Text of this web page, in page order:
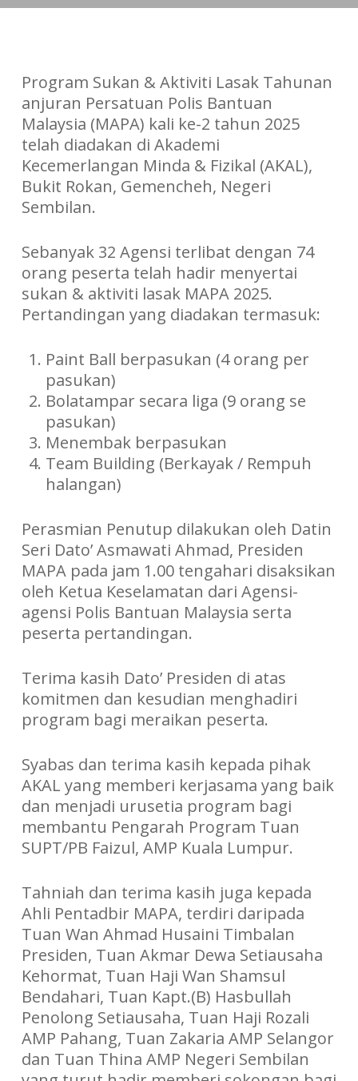
Program Sukan & Aktiviti Lasak Tahunan
anjuran Persatuan Polis Bantuan
Malaysia (MAPA) kali ke-2 tahun 2025
telah diadakan di Akademi
Kecemerlangan Minda & Fizikal (AKAL),
Bukit Rokan, Gemencheh, Negeri
Sembilan.
Sebanyak 32 Agensi terlibat dengan 74
orang peserta telah hadir menyertai
sukan & aktiviti lasak MAPA 2025.
Pertandingan yang diadakan termasuk:
Paint Ball berpasukan (4 orang per
pasukan)
Bolatampar secara liga (9 orang se
pasukan)
Menembak berpasukan
Team Building (Berkayak / Rempuh
halangan)
Perasmian Penutup dilakukan oleh Datin
Seri Dato’ Asmawati Ahmad, Presiden
MAPA pada jam 1.00 tengahari disaksikan
oleh Ketua Keselamatan dari Agensi-
agensi Polis Bantuan Malaysia serta
peserta pertandingan.
Terima kasih Dato’ Presiden di atas
komitmen dan kesudian menghadiri
program bagi meraikan peserta.
Syabas dan terima kasih kepada pihak
AKAL yang memberi kerjasama yang baik
dan menjadi urusetia program bagi
membantu Pengarah Program Tuan
SUPT/PB Faizul, AMP Kuala Lumpur.
Tahniah dan terima kasih juga kepada
Ahli Pentadbir MAPA, terdiri daripada
Tuan Wan Ahmad Husaini Timbalan
Presiden, Tuan Akmar Dewa Setiausaha
Kehormat, Tuan Haji Wan Shamsul
Bendahari, Tuan Kapt.(B) Hasbullah
Penolong Setiausaha, Tuan Haji Rozali
AMP Pahang, Tuan Zakaria AMP Selangor
dan Tuan Thina AMP Negeri Sembilan